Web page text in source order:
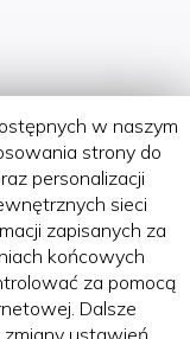
w naszym
strony do
personalizacji
sieci
zapisanych za
końcowych
za pomocą
Dalsze
ustawień